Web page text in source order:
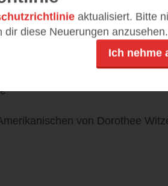
von Dorothee
aktualisiert. Bitte
dir diese Neuerungen anzusehen.
Ich nehme